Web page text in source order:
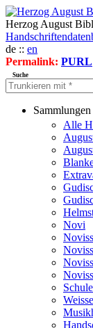
Herzog August
de :: en
Permalink: PURL
Suche
Sammlungen
Alle
Novi